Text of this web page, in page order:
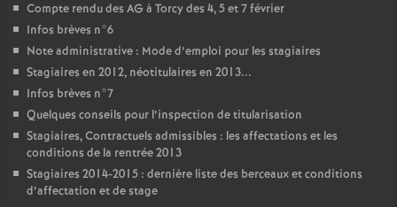
Compte rendu des AG à Torcy des 4, 5 et 7 février
Infos brèves n°6
Note administrative : Mode d’emploi pour les stagiaires
Stagiaires en 2012, néotitulaires en 2013...
Infos brèves n°7
Quelques conseils pour l’inspection de titularisation
Stagiaires, Contractuels admissibles : les affectations et les
conditions de la rentrée 2013
Stagiaires 2014-2015 : dernière liste des berceaux et conditions
d’affectation et de stage